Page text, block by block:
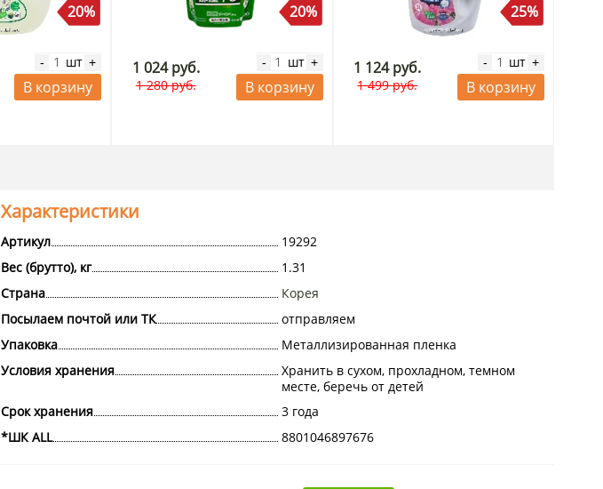
20%
- шт +
В корзину
20%
1 024 руб.
1 280 руб.
- шт +
В корзину
25%
1 124 руб.
1 499 руб.
- шт +
В корзину
Характеристики
Артикул
19292
Вес (брутто), кг
1.31
Страна
Корея
Посылаем почтой или ТК
отправляем
Упаковка
Металлизированная пленка
Условия хранения
Хранить в сухом, прохладном, темном
месте, беречь от детей
Срок хранения
3 года
*ШК ALL
8801046897676